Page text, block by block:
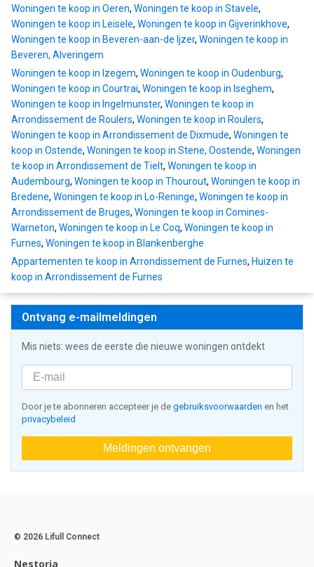
Woningen te koop in Oeren, Woningen te koop in Stavele,
Woningen te koop in Leisele, Woningen te koop in Gijverinkhove,
Woningen te koop in Beveren-aan-de Ijzer, Woningen te koop in
Beveren, Alveringem
Woningen te koop in Izegem, Woningen te koop in Oudenburg,
Woningen te koop in Courtrai, Woningen te koop in Iseghem,
Woningen te koop in Ingelmunster, Woningen te koop in
Arrondissement de Roulers, Woningen te koop in Roulers,
Woningen te koop in Arrondissement de Dixmude, Woningen te
koop in Ostende, Woningen te koop in Stene, Oostende, Woningen
te koop in Arrondissement de Tielt, Woningen te koop in
Audembourg, Woningen te koop in Thourout, Woningen te koop in
Bredene, Woningen te koop in Lo-Reninge, Woningen te koop in
Arrondissement de Bruges, Woningen te koop in Comines-
Warneton, Woningen te koop in Le Coq, Woningen te koop in
Furnes, Woningen te koop in Blankenberghe
Appartementen te koop in Arrondissement de Furnes, Huizen te
koop in Arrondissement de Furnes
Ontvang e-mailmeldingen
Mis niets: wees de eerste die nieuwe woningen ontdekt
Door je te abonneren accepteer je de gebruiksvoorwaarden en het
privacybeleid
Meldingen ontvangen
© 2026 Lifull Connect
Nestoria